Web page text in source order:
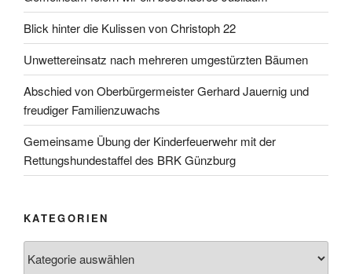
Blick hinter die Kulissen von Christoph 22
Unwettereinsatz nach mehreren umgestürzten Bäumen
Abschied von Oberbürgermeister Gerhard Jauernig und
freudiger Familienzuwachs
Gemeinsame Übung der Kinderfeuerwehr mit der
Rettungshundestaffel des BRK Günzburg
KATEGORIEN